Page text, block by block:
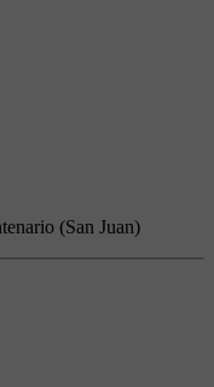
(San Juan)